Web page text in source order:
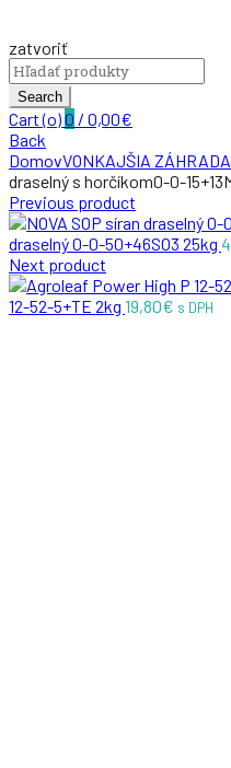
zatvoriť
Search
for:
Search
Cart (o)0 / 0,00€
Back
DomovVONKAJŠIA ZÁHRADA
draselný s horčíkom0-0-
Previous product
draselný 0-0-50+46SO3 25kg
Next product
12-52-5+TE 2kg 19,80€ s DPH